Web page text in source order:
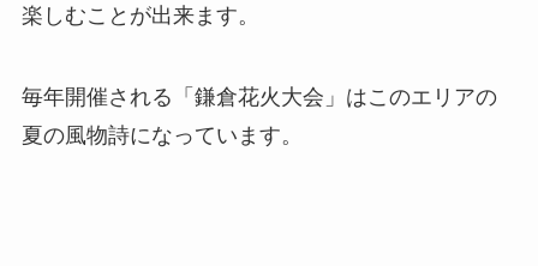
楽しむことが出来ます。
毎年開催される「鎌倉花火大会」はこのエリアの
夏の風物詩になっています。